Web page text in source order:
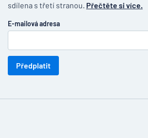
sdílena s třetí stranou. Přečtěte si více.
E-mailová adresa
Předplatit